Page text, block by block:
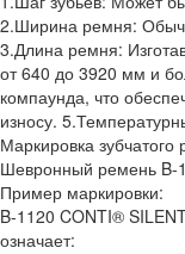
2.Ширина ремня:
3.Длина ремня:
от 640 до 3920 мм и
компаунда, что
износу.
Маркировка зубчатого
Шевронный ремень B-
Пример маркировки:
B-1120 CONTI®
означает: